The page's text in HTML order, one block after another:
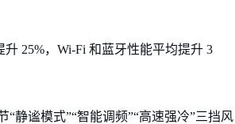
25%，Wi-Fi 和蓝牙性能平均提升 3
静谧模式”“智能调频”“高速强冷”三挡风